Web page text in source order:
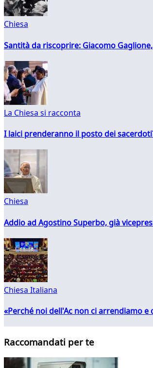
Chiesa
Santità da riscoprire: Giacomo
La Chiesa si racconta
I laici prenderanno il posto dei
Chiesa
Addio ad Agostino Superbo, già
Chiesa Italiana
«Perché noi dell'Ac non ci arrendiamo e
Raccomandati per te